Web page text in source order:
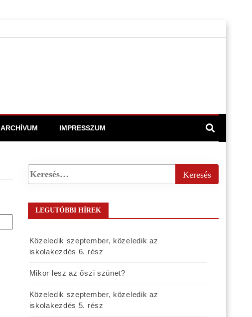
ARCHÍVUM IMPRESSZUM
LEGUTÓBBI HÍREK
Közeledik szeptember, közeledik az
iskolakezdés 6. rész
Mikor lesz az őszi szünet?
Közeledik szeptember, közeledik az
iskolakezdés 5. rész